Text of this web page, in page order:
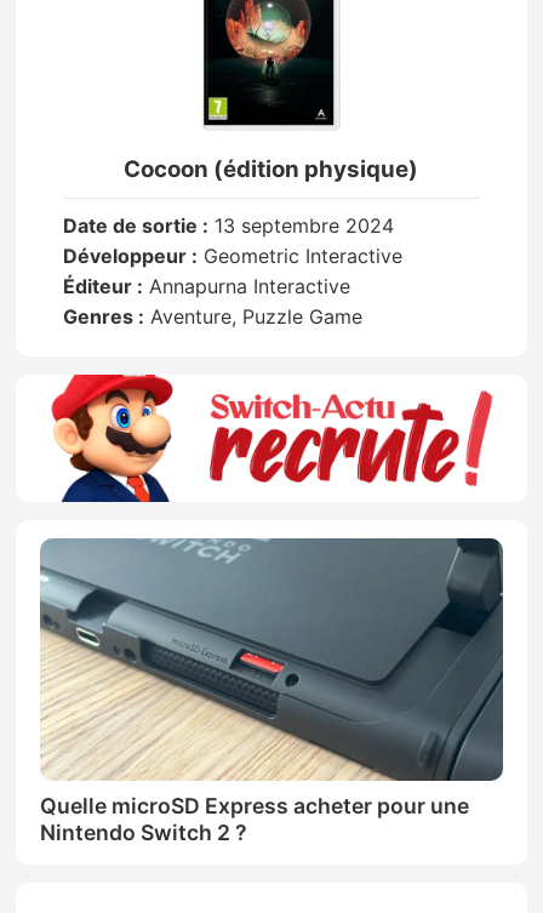
Cocoon (édition physique)
Date de sortie : 13 septembre 2024
Développeur : Geometric Interactive
Éditeur : Annapurna Interactive
Genres : Aventure, Puzzle Game
Quelle microSD Express acheter pour une
Nintendo Switch 2 ?